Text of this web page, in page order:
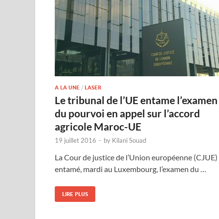
A LA UNE / LASER
Le tribunal de l’UE entame l’examen
du pourvoi en appel sur l’accord
agricole Maroc-UE
19 juillet 2016 - by Kilani Souad
La Cour de justice de l’Union européenne (CJUE)
entamé, mardi au Luxembourg, l’examen du …
LIRE PLUS